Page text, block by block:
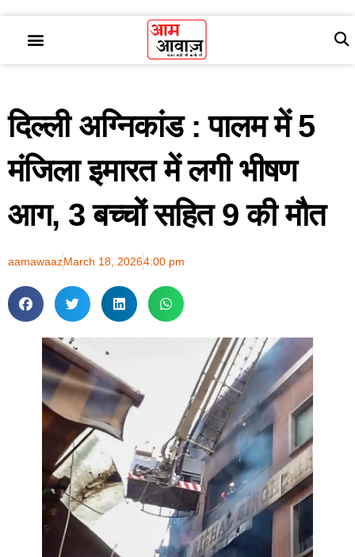
दिल्ली अग्निकांड : पालम में 5
मंजिला इमारत में लगी भीषण
आग, 3 बच्चों सहित 9 की मौत
aamawaazMarch 18, 20264:00 pm